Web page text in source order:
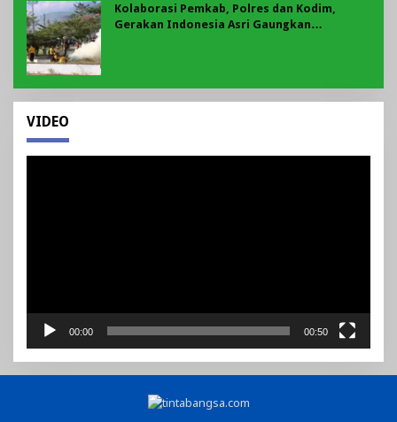
Kolaborasi Pemkab, Polres dan Kodim,
Gerakan Indonesia Asri Gaungkan
VIDEO
00:00 00:50